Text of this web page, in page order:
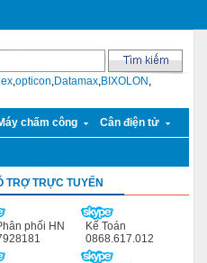
,opticon,Datamax,BIXOLON ,
chấm công Cân điện tử
TRỢ TRỰC TUYẾN
phối HN
Kế Toán
0868.617.012